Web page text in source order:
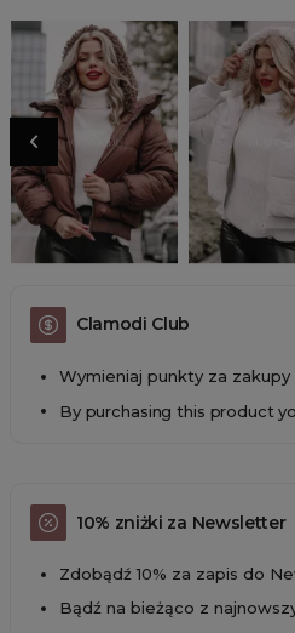
Clamodi Club
Wymieniaj punkty za zakupy
By purchasing this product
10% zniżki za Newsletter
Zdobądź 10% za zapis do
Bądź na bieżąco z